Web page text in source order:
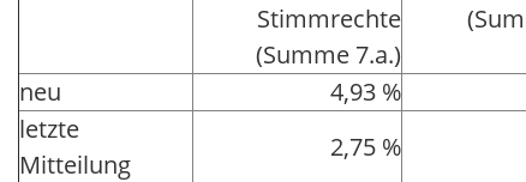
Stimmrechte
(Summe 7.a.)
neu
4,93 %
letzte
Mitteilung
2,75 %